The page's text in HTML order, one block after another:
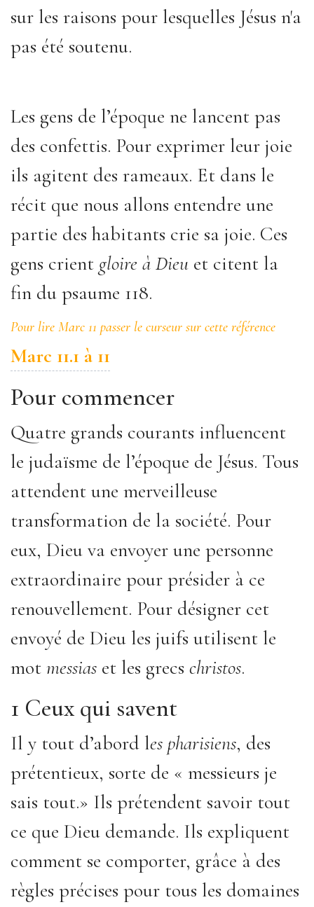
sur les raisons pour lesquelles Jésus n'a
pas été soutenu.
Les gens de l’époque ne lancent pas
des confettis. Pour exprimer leur joie
ils agitent des rameaux. Et dans le
récit que nous allons entendre une
partie des habitants crie sa joie. Ces
gens crient gloire à Dieu et citent la
fin du psaume 118.
Pour lire Marc 11 passer le curseur sur cette référence
Marc 11.1 à 11
Pour commencer
Quatre grands courants influencent
le judaïsme de l’époque de Jésus. Tous
attendent une merveilleuse
transformation de la société. Pour
eux, Dieu va envoyer une personne
extraordinaire pour présider à ce
renouvellement. Pour désigner cet
envoyé de Dieu les juifs utilisent le
mot messias et les grecs christos.
1 Ceux qui savent
Il y tout d’abord les pharisiens, des
prétentieux, sorte de « messieurs je
sais tout.» Ils prétendent savoir tout
ce que Dieu demande. Ils expliquent
comment se comporter, grâce à des
règles précises pour tous les domaines